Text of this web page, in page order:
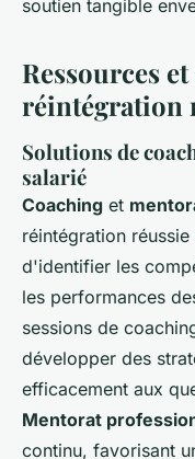
soutien tangible
Ressources
réintégration
Solutions de
salarié
Coaching et
réintégration
d'identifier les
les performances
sessions de
développer des
efficacement aux
Mentorat
continu, favorisant